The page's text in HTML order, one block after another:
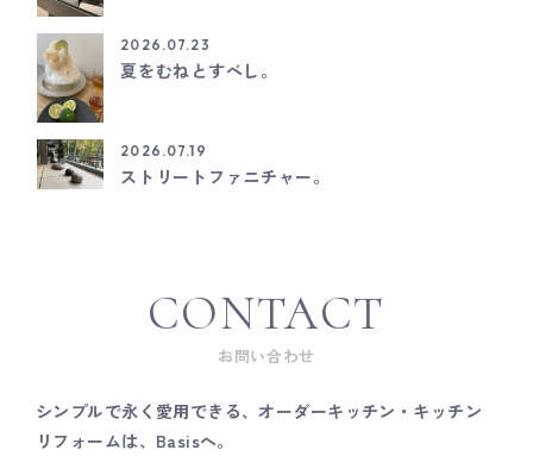
2026.07.23
夏をむねとすべし。
2026.07.19
ストリートファニチャー。
CONTACT
お問い合わせ
シンプルで永く愛用できる、オーダーキッチン・キッチン
リフォームは、Basisへ。